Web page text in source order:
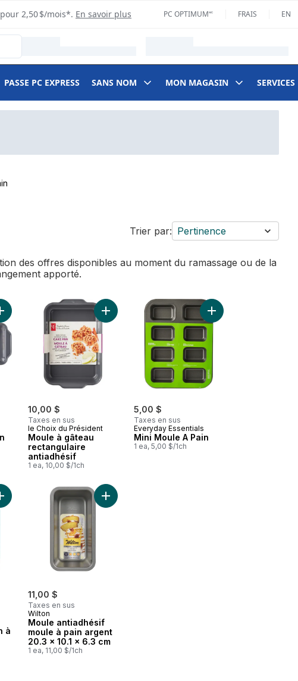
2,50 $/mois*. En savoir plus PC OPTIMUM🅪 FRAIS EN
PASSE PC EXPRESS SANS NOM MON MAGASIN SERVICES
Trier par: Pertinence
des offres disponibles au moment du ramassage ou de la
apporté.
2 par emballage au panier
au panier Ajouter Grand moule à pain antiadhésif au panier
10,00 $
Taxes en sus
le Choix du Président
Moule à gâteau
rectangulaire
antiadhésif
1 ea, 10,00 $/1ch
5,00 $
Taxes en sus
Everyday Essentials
Mini Moule A Pain
1 ea, 5,00 $/1ch
Ajouter Mini Moule A
panierrapide Flexi-cuisson au panier
à
Mini-moules à pain à démoulage rapide Flexi-cuisson au panier
11,00 $
Taxes en sus
Wilton
Moule antiadhésif
moule à pain argent
20.3 x 10.1 x 6.3 cm
1 ea, 11,00 $/1ch
Ajouter Moule antiadhésif moule à pain argent